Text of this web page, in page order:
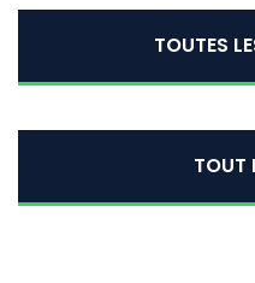
TOUTES
TOUT